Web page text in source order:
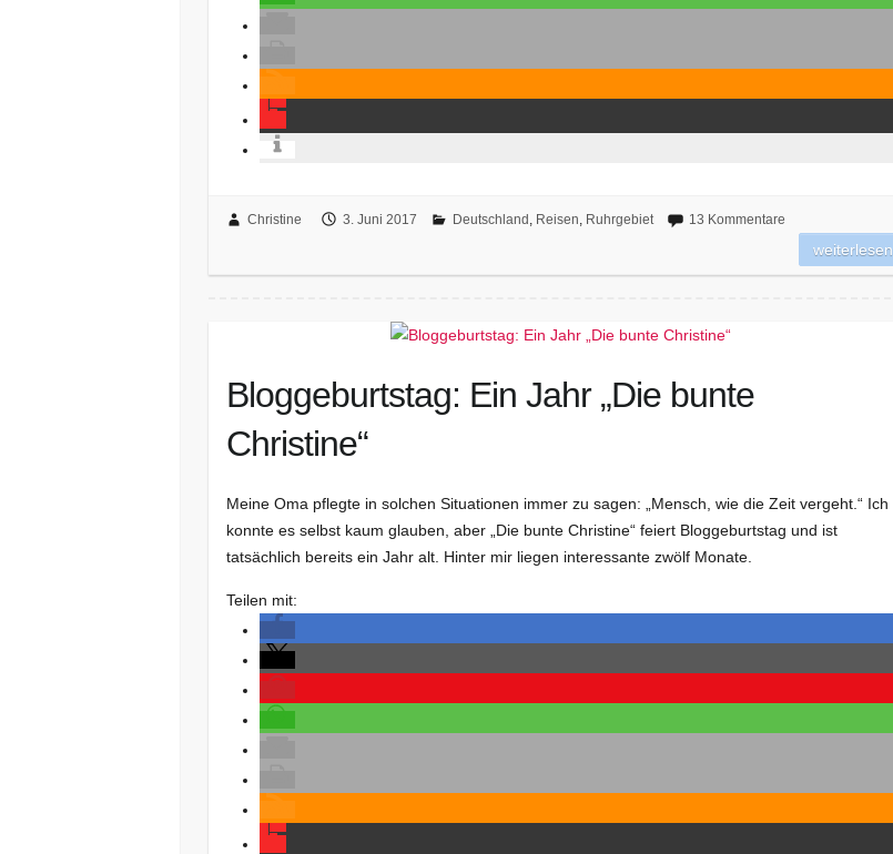
Christine 3. Juni 2017 Deutschland , Reisen, Ruhrgebiet 13 Kommentare
weiterlesen
Bloggeburtstag: Ein Jahr „Die bunte
Christine“
Meine Oma pflegte in solchen Situationen immer zu sagen: „Mensch, wie die Zeit vergeht.“ Ich
konnte es selbst kaum glauben, aber „Die bunte Christine“ feiert Bloggeburtstag und ist
tatsächlich bereits ein Jahr alt. Hinter mir liegen interessante zwölf Monate.
Teilen mit: